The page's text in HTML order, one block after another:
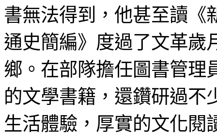
書無法得到，他甚至讀《
通史簡編》度過了文革歲
鄉。在部隊擔任圖書管理
的文學書籍，還鑽研過不
生活體驗，厚實的文化閱